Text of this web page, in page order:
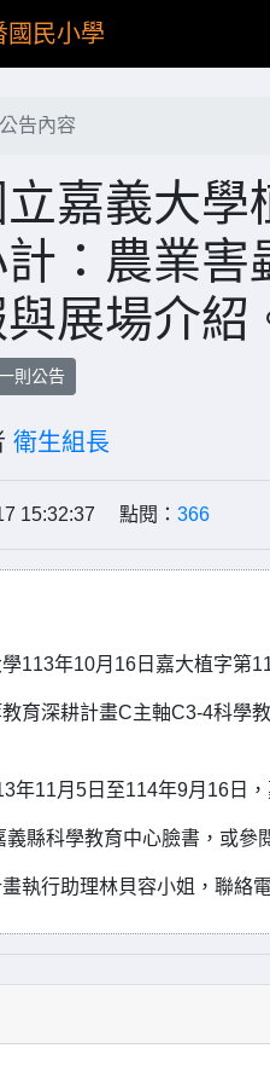
國民小學
公告內容
嘉義大學
計：農業
展場介紹
則公告
衛生組長
15:32:37 點閱： 366
113年10月16日嘉大植字第
育深耕計畫C主軸C3-4科學
年11月5日至114年9月16日
義縣科學教育中心臉書，或參
執行助理林貝容小姐，聯絡